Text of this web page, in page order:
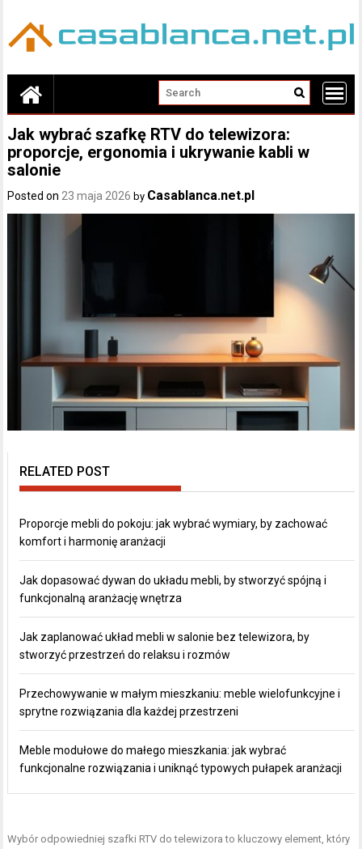
content
Jak wybrać szafkę RTV do telewizora:
proporcje, ergonomia i ukrywanie kabli w
salonie
Posted on 23 maja 2026 by Casablanca.net.pl
RELATED POST
Proporcje mebli do pokoju: jak wybrać wymiary, by zachować
komfort i harmonię aranżacji
Jak dopasować dywan do układu mebli, by stworzyć spójną i
funkcjonalną aranżację wnętrza
Jak zaplanować układ mebli w salonie bez telewizora, by
stworzyć przestrzeń do relaksu i rozmów
Przechowywanie w małym mieszkaniu: meble wielofunkcyjne i
sprytne rozwiązania dla każdej przestrzeni
Meble modułowe do małego mieszkania: jak wybrać
funkcjonalne rozwiązania i uniknąć typowych pułapek aranżacji
Wybór odpowiedniej szafki RTV do telewizora to kluczowy element, który